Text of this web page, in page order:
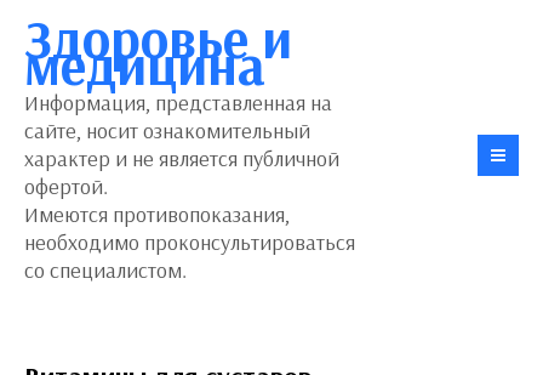
Здоровье и
медицина
Информация, представленная на
сайте, носит ознакомительный
характер и не является публичной
офертой.
Имеются противопоказания,
необходимо проконсультироваться
со специалистом.